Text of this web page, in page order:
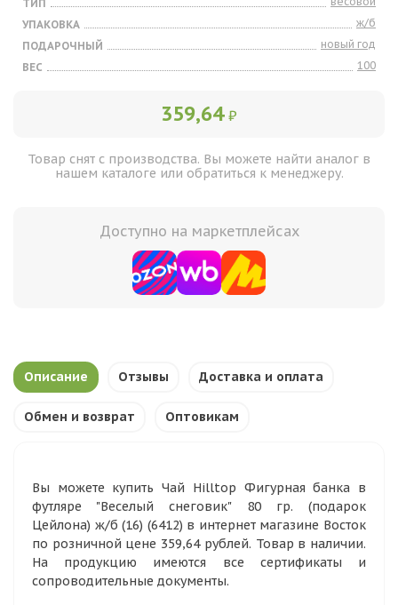
ТИП
УПАКОВКА
ж/б
ПОДАРОЧНЫЙ
новый год
ВЕС
100
359,64 ₽
Товар снят с производства. Вы можете найти аналог в
нашем каталоге или обратиться к менеджеру.
Доступно на маркетплейсах
Описание Отзывы Доставка и оплата
Обмен и возврат Оптовикам
Вы можете купить Чай Hilltop Фигурная банка в
футляре "Веселый снеговик" 80 гр. (подарок
Цейлона) ж/б (16) (6412) в интернет магазине Восток
по розничной цене 359,64 рублей. Товар в наличии.
На продукцию имеются все сертификаты и
сопроводительные документы.